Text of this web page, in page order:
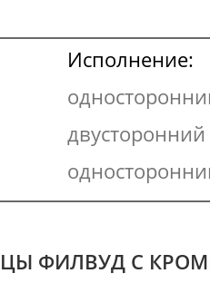
Исполнение:
ФИЛВУД С